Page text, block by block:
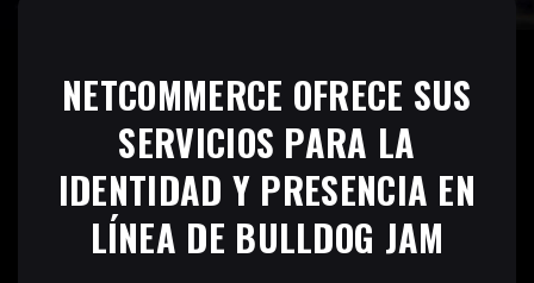
NETCOMMERCE OFRECE SUS
SERVICIOS PARA LA
IDENTIDAD Y PRESENCIA EN
LÍNEA DE BULLDOG JAM